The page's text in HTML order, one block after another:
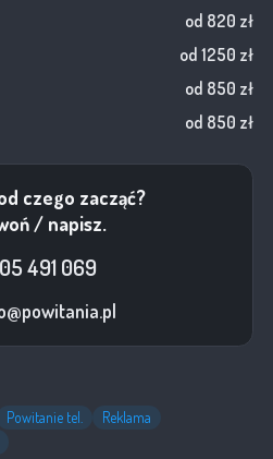
od 820 zł
od 1250 zł
od 850 zł
od 850 zł
czego zacząć?
/ napisz.
491 069
Powitanie tel.
Reklama